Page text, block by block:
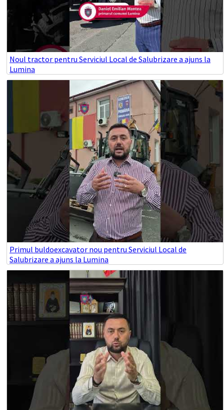
Noul tractor pentru Serviciul Local de Salubrizare a ajuns la
Lumina
Primul buldoexcavator nou pentru Serviciul Local de
Salubrizare a ajuns la Lumina